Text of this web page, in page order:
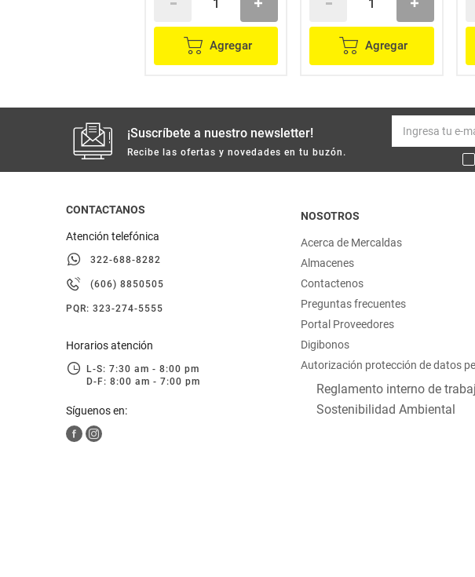
Agregar Agregar
¡Suscríbete a nuestro newsletter!
Recibe las ofertas y novedades en tu buzón.
CONTACTANOS
Atención telefónica
322-688-8282
(606) 8850505
PQR: 323-274-5555
Horarios atención
L-S: 7:30 am - 8:00 pm
D-F: 8:00 am - 7:00 pm
Síguenos en:
NOSOTROS
Acerca de Mercaldas
Almacenes
Contactenos
Preguntas frecuentes
Portal Proveedores
Digibonos
Autorización protección de datos
Reglamento interno de
Sostenibilidad Ambiental